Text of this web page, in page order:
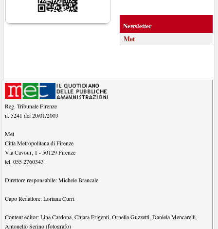
Newsletter
Met
Reg. Tribunale Firenze
n. 5241 del 20/01/2003
Met
Città Metropolitana di Firenze
Via Cavour, 1 -50129 Firenze
tel.055 2760343
Direttore responsabile:Michele Brancale
Capo Redattore:Loriana Curri
Content editor:Lina Cardona,Chiara Frigenti,Ornella Guzzetti,Daniela Mencarelli,
Antonello Serino (fotografo)